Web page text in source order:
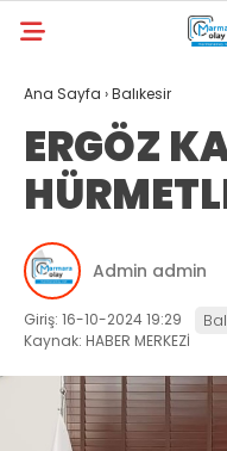
Ana Sayfa ›Balıkesir
ERGÖZ
Admin admin
Giriş: 16-10-2024 19:29
Kaynak: HABER MERKEZİ